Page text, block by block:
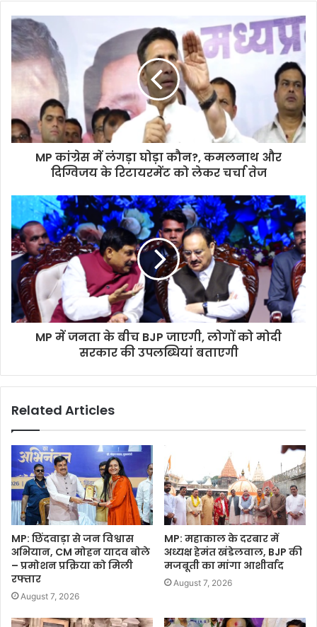
MP कांग्रेस में लंगड़ा घोड़ा कौन?, कमलनाथ और
दिग्विजय के रिटायरमेंट को लेकर चर्चा तेज
MP में जनता के बीच BJP जाएगी, लोगों को मोदी
सरकार की उपलब्धियां बताएगी
Related Articles
MP: छिंदवाड़ा से जन विश्वास
अभियान, CM मोहन यादव बोले
– प्रमोशन प्रक्रिया को मिली
रफ्तार
August 7, 2026
MP: महाकाल के दरबार में
अध्यक्ष हेमंत खंडेलवाल, BJP की
मजबूती का मांगा आशीर्वाद
August 7, 2026